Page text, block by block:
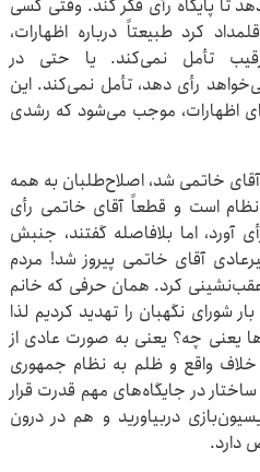
تا پایگاه رأی فکر کند. وقتی کسی
کرد طبیعتاً درباره اظهارات،
تأمل نمی‌کند. یا حتی در
رأی دهد، تأمل نمی‌کند. این
اظهارات، موجب می‌شود که رشدی
آقای خاتمی شد، اصلاح‌طلبان به همه
است و قطعاً آقای خاتمی رأی
آورد، اما بلافاصله گفتند، جنبش
آقای خاتمی پیروز شد! مردم
کرد. همان حرفی که خانم
شورای نگهبان را تهدید کردیم لذا
یعنی چه؟ یعنی به صورت عادی از
خلاف واقع و ظلم به نظام جمهوری
در جایگاه‌های مهم قدرت قرار
دربیاورید و هم در درون
دارد.